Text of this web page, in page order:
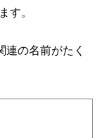
す。
の名前がたく